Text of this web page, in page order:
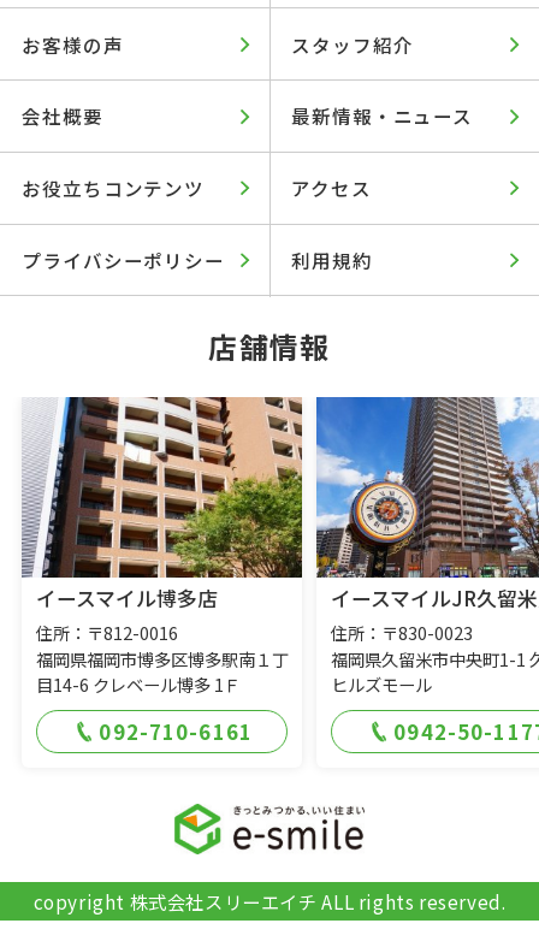
お客様の声 スタッフ紹介
会社概要 最新情報・ニュース
お役立ちコンテンツ アクセス
プライバシーポリシー 利用規約
店舗情報
イースマイル博多店
住所：〒812-0016
福岡県福岡市博多区博多駅南１丁
目14-6 クレベール博多 1Ｆ
092-710-6161
イースマイルJR久留
住所：〒830-0023
福岡県久留米市中央町1-1
ヒルズモール
0942-50-
copyright 株式会社スリーエイチ ALL rights reserved.